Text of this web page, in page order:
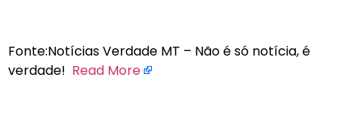
Fonte:Notícias Verdade MT – Não é só notícia, é
verdade! Read More